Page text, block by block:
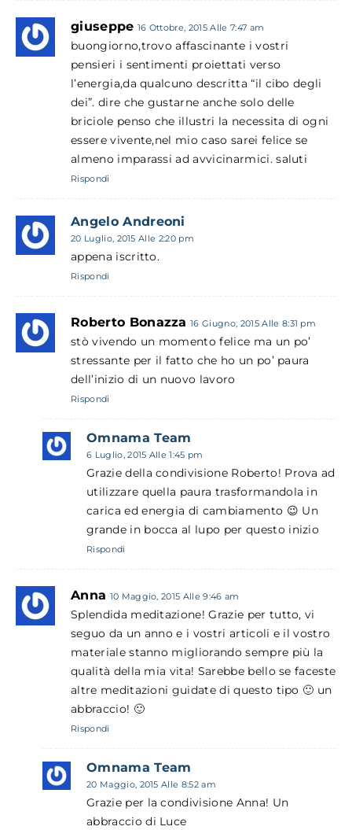
giuseppe 16 Ottobre, 2015 Alle 7:47 am
buongiorno,trovo affascinante i vostri
pensieri i sentimenti proiettati verso
l’energia,da qualcuno descritta “il cibo degli
dei”. dire che gustarne anche solo delle
briciole penso che illustri la necessita di ogni
essere vivente,nel mio caso sarei felice se
almeno imparassi ad avvicinarmici. saluti
Rispondi
Angelo Andreoni
20 Luglio, 2015 Alle 2:20 pm
appena iscritto.
Rispondi
Roberto Bonazza 16 Giugno, 2015 Alle 8:31 pm
stò vivendo un momento felice ma un po’
stressante per il fatto che ho un po’ paura
dell’inizio di un nuovo lavoro
Rispondi
Omnama Team
6 Luglio, 2015 Alle 1:45 pm
Grazie della condivisione Roberto! Prova ad
utilizzare quella paura trasformandola in
carica ed energia di cambiamento 😉 Un
grande in bocca al lupo per questo inizio
Rispondi
Anna 10 Maggio, 2015 Alle 9:46 am
Splendida meditazione! Grazie per tutto, vi
seguo da un anno e i vostri articoli e il vostro
materiale stanno migliorando sempre più la
qualità della mia vita! Sarebbe bello se faceste
altre meditazioni guidate di questo tipo 🙂 un
abbraccio! 🙂
Rispondi
Omnama Team
20 Maggio, 2015 Alle 8:52 am
Grazie per la condivisione Anna! Un
abbraccio di Luce